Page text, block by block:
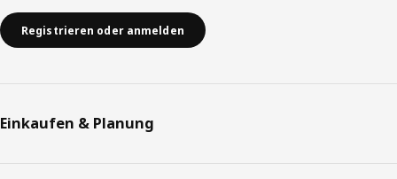
Registrieren oder anmelden
Einkaufen & Planung